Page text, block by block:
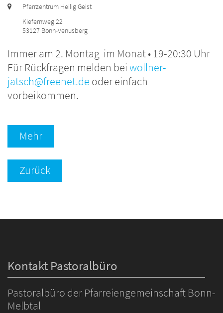
Ort:
Pfarrzentrum Heilig Geist
Kiefernweg 22
53127 Bonn-Venusberg
Immer am 2. Montag im Monat • 19-20:30 Uhr
Für Rückfragen melden beiwollner-
jatsch@freenet.de oder einfach
vorbeikommen.
Mehr
Zurück
Kontakt Pastoralbüro
Pastoralbüro der Pfarreiengemeinschaft Bonn-
Melbtal